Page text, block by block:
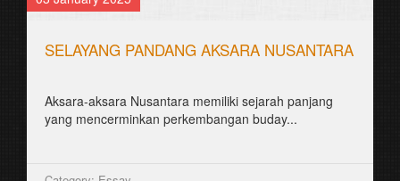
SELAYANG PANDANG AKSARA NUSANTARA
Aksara-aksara Nusantara memiliki sejarah panjang
yang mencerminkan perkembangan buday...